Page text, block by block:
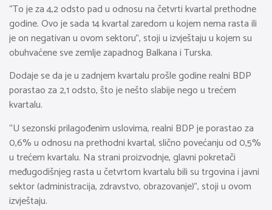
“To je za 4,2 odsto pad u odnosu na četvrti kvartal prethodne
godine. Ovo je sada 14 kvartal zaredom u kojem nema rasta ili
je on negativan u ovom sektoru”, stoji u izvještaju u kojem su
obuhvaćene sve zemlje zapadnog Balkana i Turska.
Dodaje se da je u zadnjem kvartalu prošle godine realni BDP
porastao za 2,1 odsto, što je nešto slabije nego u trećem
kvartalu.
“U sezonski prilagođenim uslovima, realni BDP je porastao za
0,6% u odnosu na prethodni kvartal, slično povećanju od 0,5%
u trećem kvartalu. Na strani proizvodnje, glavni pokretači
međugodišnjeg rasta u četvrtom kvartalu bili su trgovina i javni
sektor (administracija, zdravstvo, obrazovanje)”, stoji u ovom
izvještaju.